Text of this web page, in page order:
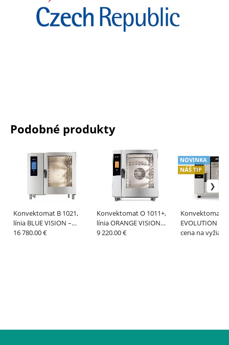
Podobné produkty
Konvektomat B 1021,
línia BLUE VISION –
RETIGO
16 780.00 €
Konvektomat O 1011+,
línia ORANGE VISION
PLUS – RETIGO
9 220.00 €
Konvektomat
EVOLUTION
RETIGO
NOVINKA
NÁŠ TIP
cena na